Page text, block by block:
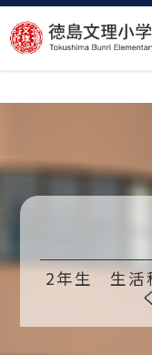
コ
ン
ツ
キ
2年生 生活